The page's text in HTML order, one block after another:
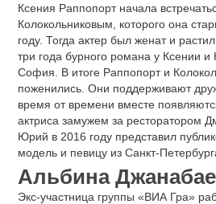
Ксения Раппопорт начала
Колокольниковым, которого она
году. Тогда актер был женат и
три года бурного романа у Ксении
София. В итоге Раппопорт и
поженились. Они поддерживают
время от времени вместе
актриса замужем за ресторатором
Юрий в 2016 году представил
модель и певицу из Санкт-
Альбина
Экс-участница группы «ВИА Гра»